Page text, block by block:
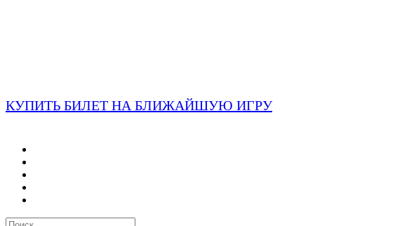
КУПИТЬ БИЛЕТ НА БЛИЖАЙШУЮ ИГРУ